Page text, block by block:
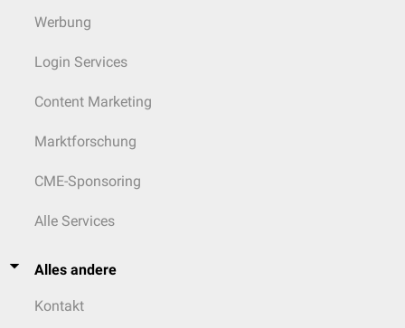
Werbung
Login Services
Content Marketing
Marktforschung
CME-Sponsoring
Alle Services
Alles andere
Kontakt